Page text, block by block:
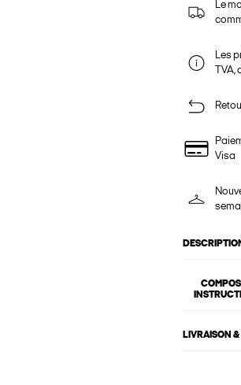
Le
Les
Visa
LIVRAISON &